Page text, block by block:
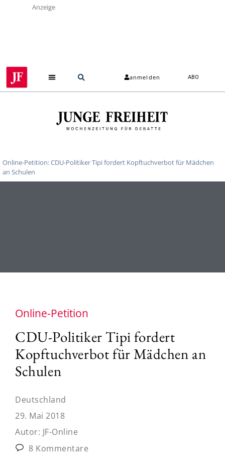
Anzeige
anmelden ABO
Online-Petition: CDU-Politiker Tipi fordert Kopftuchverbot für Mädchen
an Schulen
Online-Petition
CDU-Politiker Tipi fordert
Kopftuchverbot für Mädchen an
Schulen
Deutschland
29. Mai 2018
Autor: JF-Online
8 Kommentare